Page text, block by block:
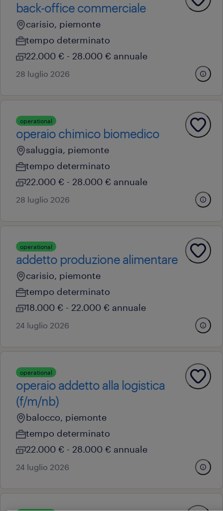
back-office commerciale
carisio, piemonte
tempo determinato
22.000 € - 28.000 € annuale
28 luglio 2026
operational
operaio chimico biomedico
saluggia, piemonte
tempo determinato
22.000 € - 28.000 € annuale
28 luglio 2026
operational
addetto produzione alimentare
carisio, piemonte
tempo determinato
18.000 € - 22.000 € annuale
24 luglio 2026
operational
operaio addetto alla logistica
(f/m/nb)
balocco, piemonte
tempo determinato
22.000 € - 28.000 € annuale
24 luglio 2026